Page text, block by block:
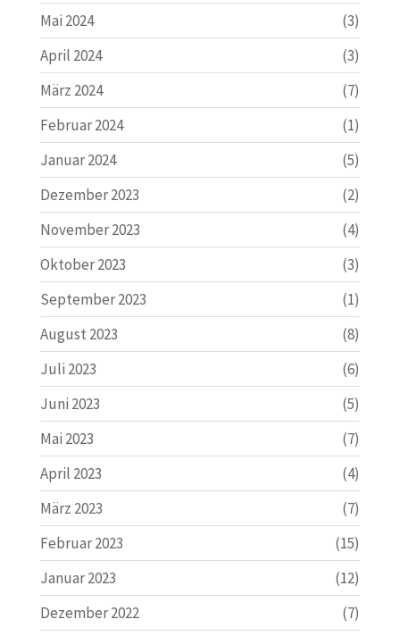
Mai 2024
(3)
April 2024
(3)
März 2024
(7)
Februar 2024
(1)
Januar 2024
(5)
Dezember 2023
(2)
November 2023
(4)
Oktober 2023
(3)
September 2023
(1)
August 2023
(8)
Juli 2023
(6)
Juni 2023
(5)
Mai 2023
(7)
April 2023
(4)
März 2023
(7)
Februar 2023
(15)
Januar 2023
(12)
Dezember 2022
(7)